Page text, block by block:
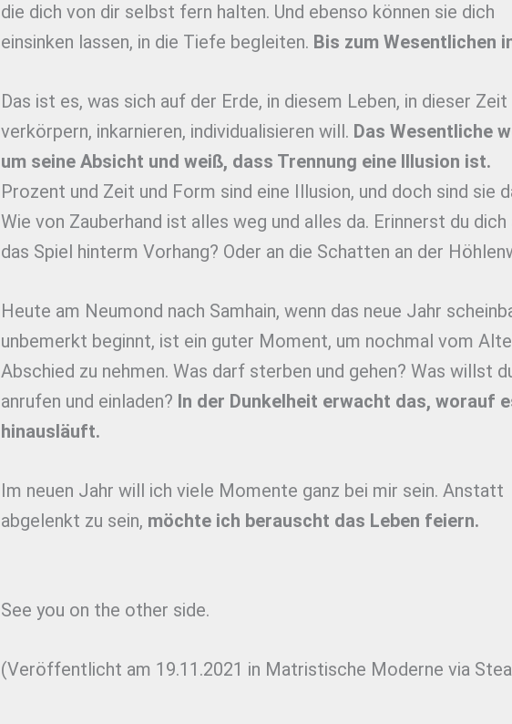
die dich von dir selbst fern halten. Und ebenso können sie dich
einsinken lassen, in die Tiefe begleiten. Bis zum Wesentlichen
Das ist es, was sich auf der Erde, in diesem Leben, in dieser Zeit
verkörpern, inkarnieren, individualisieren will. Das Wesentliche
um seine Absicht und weiß, dass Trennung eine Illusion ist.
Prozent und Zeit und Form sind eine Illusion, und doch sind sie
Wie von Zauberhand ist alles weg und alles da. Erinnerst du dich
das Spiel hinterm Vorhang? Oder an die Schatten an der
Heute am Neumond nach Samhain, wenn das neue Jahr
unbemerkt beginnt, ist ein guter Moment, um nochmal vom
Abschied zu nehmen. Was darf sterben und gehen? Was willst
anrufen und einladen? In der Dunkelheit erwacht das, worauf
hinausläuft.
Im neuen Jahr will ich viele Momente ganz bei mir sein. Anstatt
abgelenkt zu sein, möchte ich berauscht das Leben feiern.
See you on the other side.
(Veröffentlicht am 19.11.2021 in Matristische Moderne via